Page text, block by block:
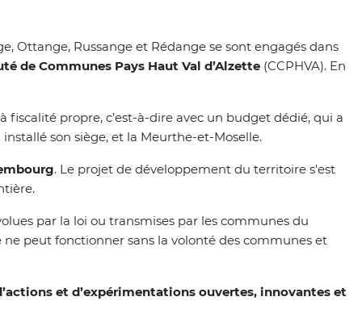
Ottange, Russange et Rédange se sont engagés dans
de Communes Pays Haut Val d’Alzette (CCPHVA). En
fiscalité propre, c’est-à-dire avec un budget dédié, qui a
son siège, et la Meurthe-et-Moselle.
. Le projet de développement du territoire s'est
par la loi ou transmises par les communes du
peut fonctionner sans la volonté des communes et
et d’expérimentations ouvertes, innovantes et